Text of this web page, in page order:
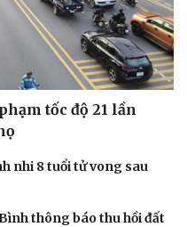
tốc độ 21 lần
nhi 8 tuổi tử vong sau
thông báo thu hồi đất